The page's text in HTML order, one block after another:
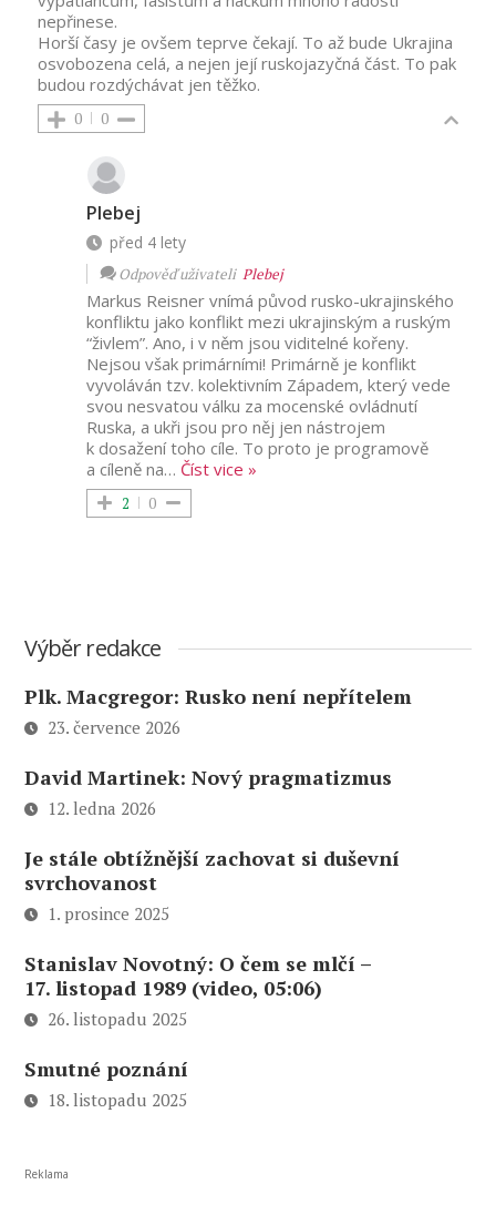
nepřinese.
Horší časy je ovšem teprve čekají. To až bude Ukrajina
osvobozena celá, a nejen její ruskojazyčná část. To pak
budou rozdýchávat jen těžko.
0 0
Plebej
před 4 lety
Odpověď uživateli Plebej
Markus Reisner vnímá původ rusko-ukrajinského
konfliktu jako konflikt mezi ukrajinským a ruským
“živlem”. Ano, i v něm jsou viditelné kořeny.
Nejsou však primárními! Primárně je konflikt
vyvoláván tzv. kolektivním Západem, který vede
svou nesvatou válku za mocenské ovládnutí
Ruska, a ukři jsou pro něj jen nástrojem
k dosažení toho cíle. To proto je programově
a cíleně na… Číst vice »
2 0
Výběr redakce
Plk. Macgregor: Rusko není nepřítelem
23. července 2026
David Martinek: Nový pragmatizmus
12. ledna 2026
Je stále obtížnější zachovat si duševní
svrchovanost
1. prosince 2025
Stanislav Novotný: O čem se mlčí –
17. listopad 1989 (video, 05:06)
26. listopadu 2025
Smutné poznání
18. listopadu 2025
Reklama